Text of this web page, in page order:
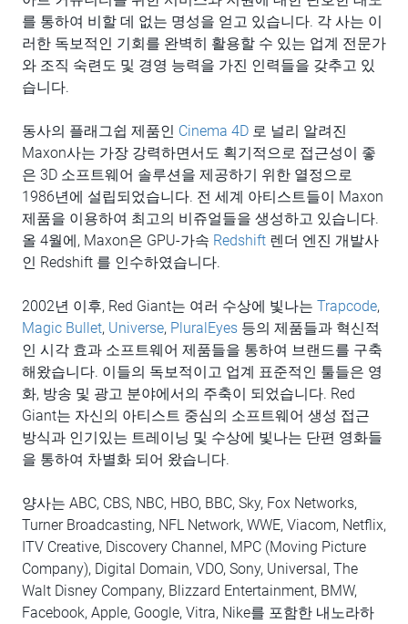
를 통하여 비할 데 없는 명성을 얻고 있습니다. 각 사는 이
러한 독보적인 기회를 완벽히 활용할 수 있는 업계 전문가
와 조직 숙련도 및 경영 능력을 가진 인력들을 갖추고 있
습니다.
동사의 플래그쉽 제품인 Cinema 4D 로 널리 알려진
Maxon사는 가장 강력하면서도 획기적으로 접근성이 좋
은 3D 소프트웨어 솔루션을 제공하기 위한 열정으로
1986년에 설립되었습니다. 전 세계 아티스트들이 Maxon
제품을 이용하여 최고의 비쥬얼들을 생성하고 있습니다.
올 4월에, Maxon은 GPU-가속 Redshift 렌더 엔진 개발사
인 Redshift 를 인수하였습니다.
2002년 이후, Red Giant는 여러 수상에 빛나는 Trapcode,
Magic Bullet, Universe, PluralEyes 등의 제품들과 혁신적
인 시각 효과 소프트웨어 제품들을 통하여 브랜드를 구축
해왔습니다. 이들의 독보적이고 업계 표준적인 툴들은 영
화, 방송 및 광고 분야에서의 주축이 되었습니다. Red
Giant는 자신의 아티스트 중심의 소프트웨어 생성 접근
방식과 인기있는 트레이닝 및 수상에 빛나는 단편 영화들
을 통하여 차별화 되어 왔습니다.
양사는 ABC, CBS, NBC, HBO, BBC, Sky, Fox Networks,
Turner Broadcasting, NFL Network, WWE, Viacom, Netflix,
ITV Creative, Discovery Channel, MPC (Moving Picture
Company), Digital Domain, VDO, Sony, Universal, The
Walt Disney Company, Blizzard Entertainment, BMW,
Facebook, Apple, Google, Vitra, Nike를 포함한 내노라하